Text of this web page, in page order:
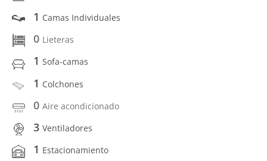
1 Camas Individuales
0 Lieteras
1 Sofa-camas
1 Colchones
0 Aire acondicionado
3 Ventiladores
1 Estacionamiento